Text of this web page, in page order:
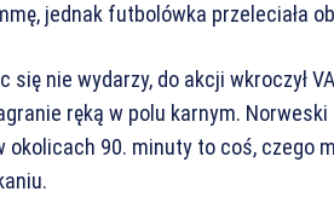
jednak futbolówka przeleciała
się nie wydarzy, do akcji wkroczył
ręką w polu karnym.
90. minuty to coś, czego